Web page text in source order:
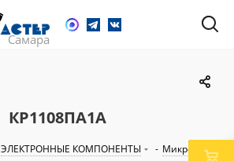
КР1108ПА1А
ЭЛЕКТРОННЫЕ КОМПОНЕНТЫ - Микросхемы